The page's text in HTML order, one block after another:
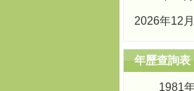
2026年12
年歷查詢表
1981